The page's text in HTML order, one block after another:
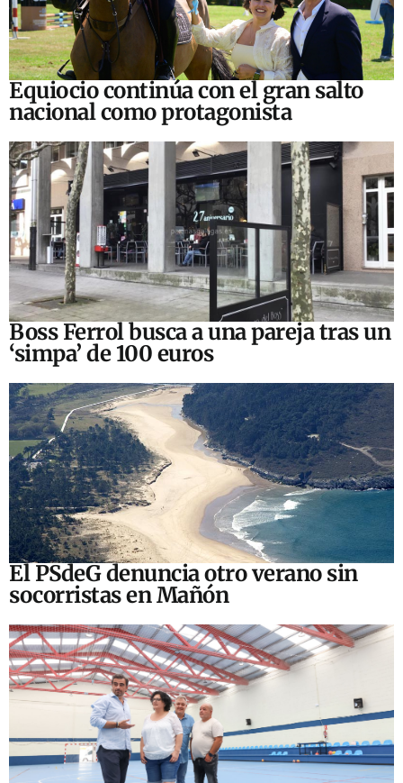
Equiocio continúa con el gran salto
nacional como protagonista
Boss Ferrol busca a una pareja tras un
‘simpa’ de 100 euros
El PSdeG denuncia otro verano sin
socorristas en Mañón